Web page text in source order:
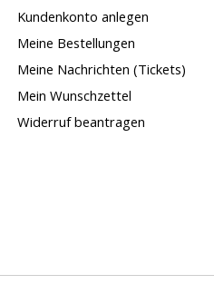
Kundenkonto anlegen
Meine Bestellungen
Meine Nachrichten (Tickets)
Mein Wunschzettel
Widerruf beantragen